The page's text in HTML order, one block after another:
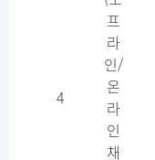
4
프
라
인/
온
라
인
채